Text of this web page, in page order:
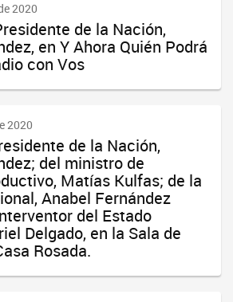
2020
de la Nación,
en Y Ahora Quién Podrá
con Vos
2020
de la Nación,
del ministro de
Matías Kulfas; de la
Anabel Fernández
del Estado
Delgado, en la Sala de
Rosada.